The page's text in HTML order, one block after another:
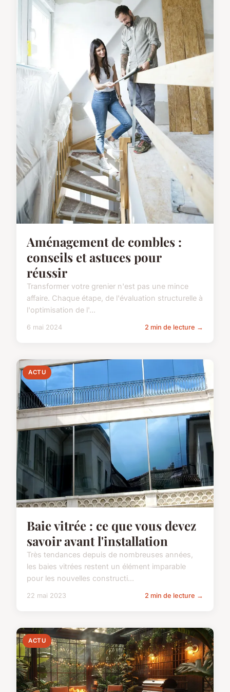
Aménagement de combles :
conseils et astuces pour
réussir
Transformer votre grenier n'est pas une mince
affaire. Chaque étape, de l'évaluation structurelle à
l'optimisation de l'...
6 mai 2024 2 min de lecture →
ACTU
Baie vitrée : ce que vous devez
savoir avant l'installation
Très tendances depuis de nombreuses années,
les baies vitrées restent un élément imparable
pour les nouvelles constructi...
22 mai 2023 2 min de lecture →
ACTU